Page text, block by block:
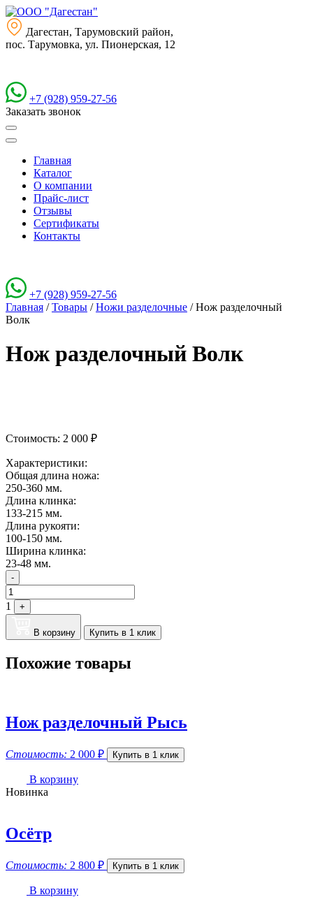
Дагестан, Тарумовский район,
пос. Тарумовка, ул. Пионерская, 12
+7 (928) 959-27-56
Заказать звонок
Главная
Каталог
О компании
Прайс-лист
Отзывы
Сертификаты
Контакты
+7 (928) 959-27-56
Главная / Товары / Ножи разделочные / Нож разделочный
Волк
Нож разделочный Волк
Стоимость: 2 000 ₽
Характеристики:
Общая длина ножа:
250-360 мм.
Длина клинка:
133-215 мм.
Длина рукояти:
100-150 мм.
Ширина клинка:
23-48 мм.
Quantity
-
1 +
В корзину Купить в 1 клик
Похожие товары
Нож разделочный Рысь
Стоимость: 2 000 ₽ Купить в 1 клик
В корзину
Новинка
Осётр
Стоимость: 2 800 ₽ Купить в 1 клик
В корзину